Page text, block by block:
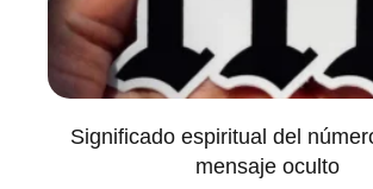
Significado espiritual del
mensaje oculto